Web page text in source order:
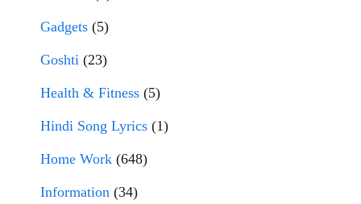
Gadgets (5)
Goshti (23)
Health & Fitness (5)
Hindi Song Lyrics (1)
Home Work (648)
Information (34)